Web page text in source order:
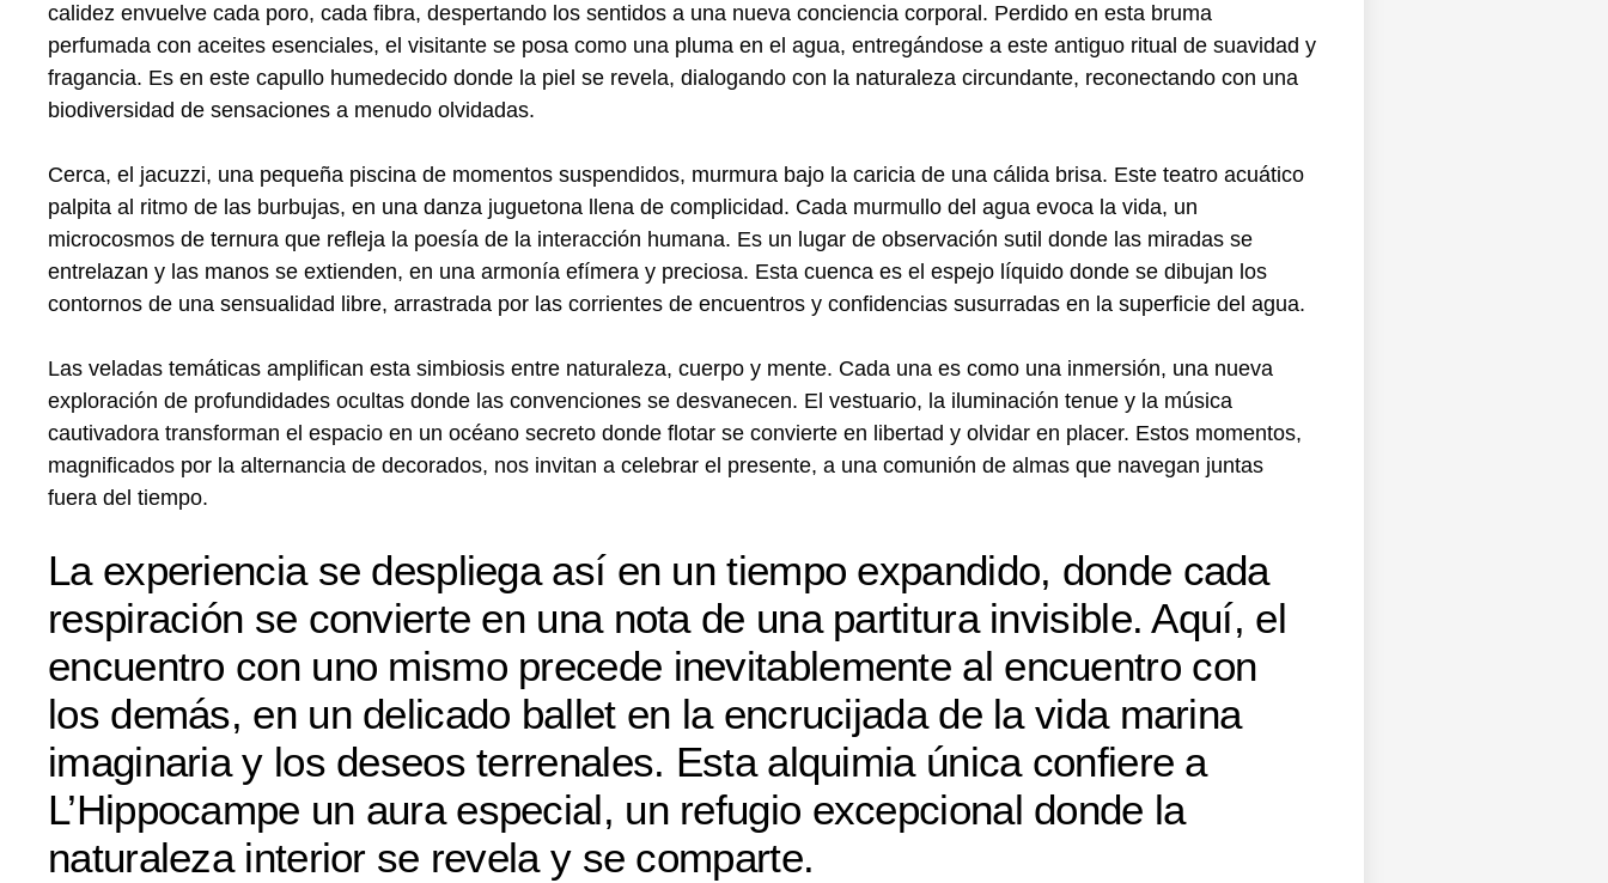
calidez envuelve cada poro, cada fibra, despertando los sentidos a una nueva conciencia corporal. Perdido en esta bruma
perfumada con aceites esenciales, el visitante se posa como una pluma en el agua, entregándose a este antiguo ritual de suavidad y
fragancia. Es en este capullo humedecido donde la piel se revela, dialogando con la naturaleza circundante, reconectando con una
biodiversidad de sensaciones a menudo olvidadas.
Cerca, el jacuzzi, una pequeña piscina de momentos suspendidos, murmura bajo la caricia de una cálida brisa. Este teatro acuático
palpita al ritmo de las burbujas, en una danza juguetona llena de complicidad. Cada murmullo del agua evoca la vida, un
microcosmos de ternura que refleja la poesía de la interacción humana. Es un lugar de observación sutil donde las miradas se
entrelazan y las manos se extienden, en una armonía efímera y preciosa. Esta cuenca es el espejo líquido donde se dibujan los
contornos de una sensualidad libre, arrastrada por las corrientes de encuentros y confidencias susurradas en la superficie del agua.
Las veladas temáticas amplifican esta simbiosis entre naturaleza, cuerpo y mente. Cada una es como una inmersión, una nueva
exploración de profundidades ocultas donde las convenciones se desvanecen. El vestuario, la iluminación tenue y la música
cautivadora transforman el espacio en un océano secreto donde flotar se convierte en libertad y olvidar en placer. Estos momentos,
magnificados por la alternancia de decorados, nos invitan a celebrar el presente, a una comunión de almas que navegan juntas
fuera del tiempo.
La experiencia se despliega así en un tiempo expandido, donde cada
respiración se convierte en una nota de una partitura invisible. Aquí, el
encuentro con uno mismo precede inevitablemente al encuentro con
los demás, en un delicado ballet en la encrucijada de la vida marina
imaginaria y los deseos terrenales. Esta alquimia única confiere a
L’Hippocampe un aura especial, un refugio excepcional donde la
naturaleza interior se revela y se comparte.